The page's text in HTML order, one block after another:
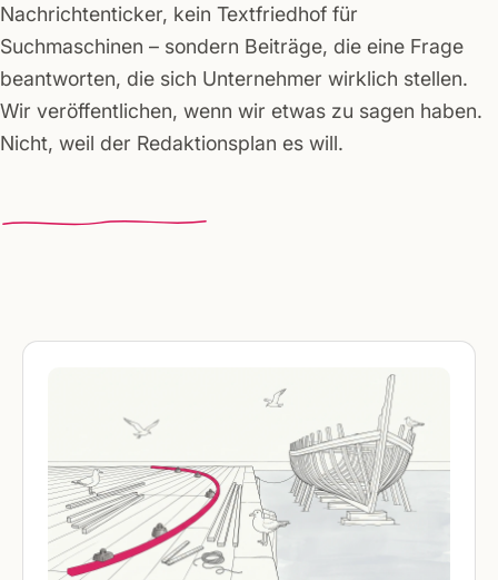
Nachrichtenticker, kein Textfriedhof für
Suchmaschinen – sondern Beiträge, die eine Frage
beantworten, die sich Unternehmer wirklich stellen.
Wir veröffentlichen, wenn wir etwas zu sagen haben.
Nicht, weil der Redaktionsplan es will.